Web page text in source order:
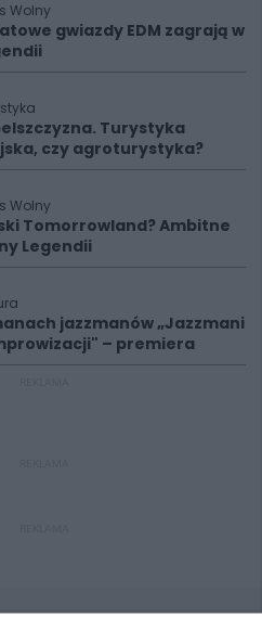
Wolny
gwiazdy EDM zagrają w
Turystyka
czy agroturystyka?
Wolny
Tomorrowland? Ambitne
Legendii
jazzmanów „Jazzmani
– premiera